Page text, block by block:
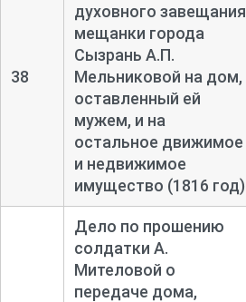
38
духовного завещания
мещанки города
Сызрань А.П.
Мельниковой на дом,
оставленный ей
мужем, и на
остальное движимое
и недвижимое
имущество (1816 год)
Дело по прошению
солдатки А.
Мителовой о
передаче дома,